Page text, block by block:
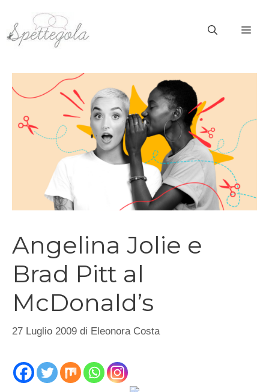
contenuto
Angelina Jolie e
Brad Pitt al
McDonald’s
27 Luglio 2009 di Eleonora Costa